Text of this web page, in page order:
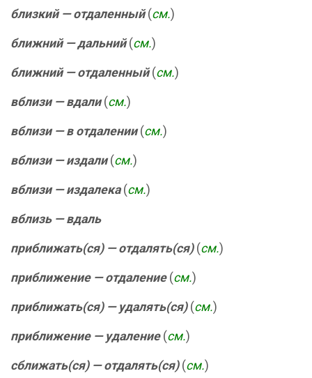
близкий — отдаленный(см.)
ближний — дальний(см.)
ближний — отдаленный(см.)
вблизи — вдали(см.)
вблизи — в отдалении(см.)
вблизи — издали(см.)
вблизи — издалека(см.)
вблизь — вдаль
приближать(ся) — отдалять(ся)(см.)
приближение — отдаление(см.)
приближать(ся) — удалять(ся)(см.)
приближение — удаление(см.)
сближать(ся) — отдалять(ся)(см.)